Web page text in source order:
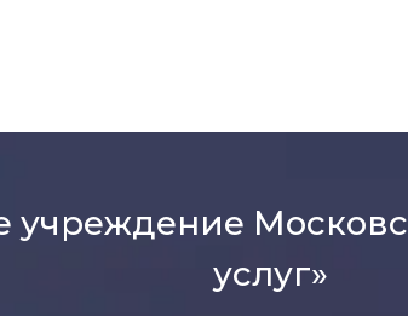
учреждение
услуг»